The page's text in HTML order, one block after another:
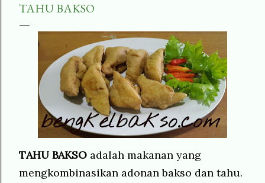
TAHU BAKSO
TAHU BAKSO adalah makanan yang
mengkombinasikan adonan bakso dan tahu.